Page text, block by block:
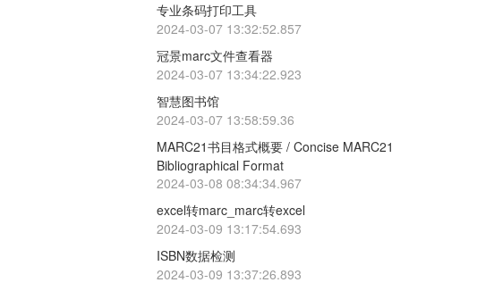
专业条码打印工具
2024-03-07 13:32:52.857
冠景marc文件查看器
2024-03-07 13:34:22.923
智慧图书馆
2024-03-07 13:58:59.36
MARC21书目格式概要 / Concise MARC21
Bibliographical Format
2024-03-08 08:34:34.967
excel转marc_marc转excel
2024-03-09 13:17:54.693
ISBN数据检测
2024-03-09 13:37:26.893